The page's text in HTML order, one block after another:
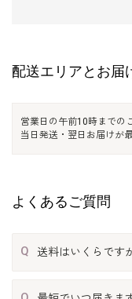
配送エリアとお届
営業日の午前10時までの
当日発送・翌日お届けが
よくあるご質問
Q 送料はいくらです